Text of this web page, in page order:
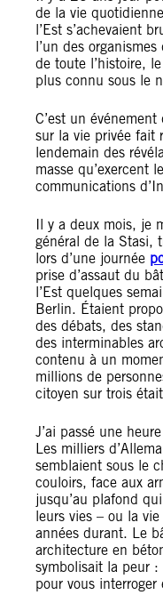
de la vie
l’Est s’achevaient
l’un des
de toute l’histoire,
plus connu sous le
C’est un
sur la vie privée fait
lendemain des
masse qu’exercent
communications
Il y a deux mois, je
général de la Stasi,
lors d’une journée
prise d’assaut du
l’Est quelques
Berlin. Étaient
des débats, des
des interminables
contenu à un
millions de
citoyen sur trois
J’ai passé une
Les milliers
semblaient sous le
couloirs, face aux
jusqu’au plafond
leurs vies – ou la
années durant. Le
architecture en
symbolisait la peur :
pour vous